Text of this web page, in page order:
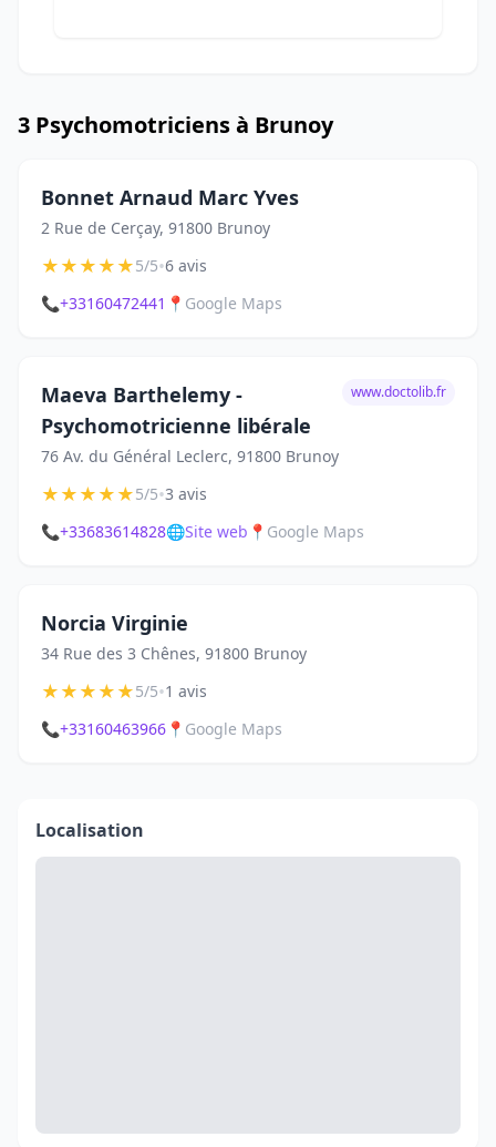
3 Psychomotriciens à Brunoy
Bonnet Arnaud Marc Yves
2 Rue de Cerçay, 91800 Brunoy
★★★★★5/5•6 avis
📞+33160472441 📍 Google Maps
Maeva Barthelemy -
Psychomotricienne libérale
76 Av. du Général Leclerc, 91800 Brunoy
www.doctolib.fr
★★★★★5/5•3 avis
📞+33683614828🌐Site web 📍 Google Maps
Norcia Virginie
34 Rue des 3 Chênes, 91800 Brunoy
★★★★★5/5•1 avis
📞+33160463966 📍 Google Maps
Localisation